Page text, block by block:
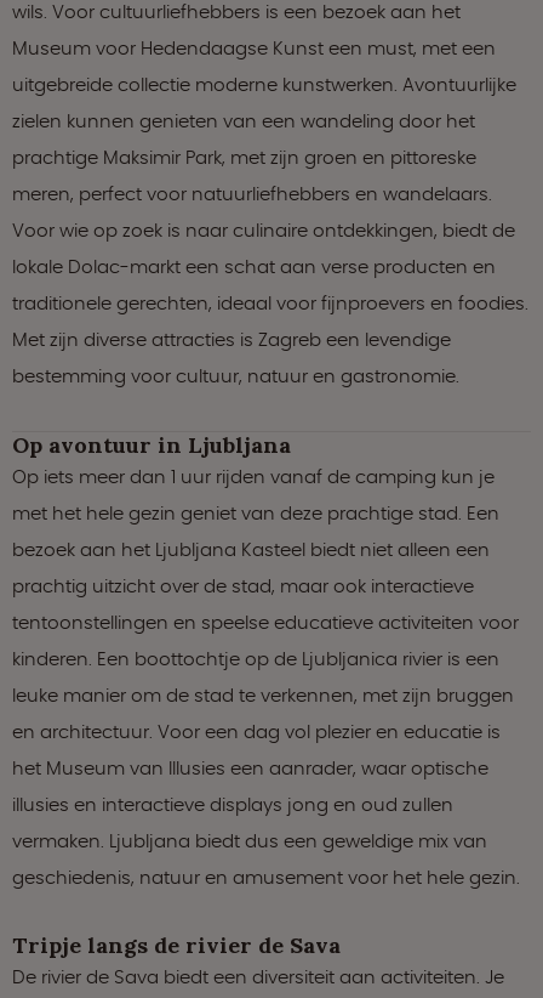
wils. Voor cultuurliefhebbers is een bezoek aan het
Museum voor Hedendaagse Kunst een must, met een
uitgebreide collectie moderne kunstwerken. Avontuurlijke
zielen kunnen genieten van een wandeling door het
prachtige Maksimir Park, met zijn groen en pittoreske
meren, perfect voor natuurliefhebbers en wandelaars.
Voor wie op zoek is naar culinaire ontdekkingen, biedt de
lokale Dolac-markt een schat aan verse producten en
traditionele gerechten, ideaal voor fijnproevers en foodies.
Met zijn diverse attracties is Zagreb een levendige
bestemming voor cultuur, natuur en gastronomie.
Op avontuur in Ljubljana
Op iets meer dan 1 uur rijden vanaf de camping kun je
met het hele gezin geniet van deze prachtige stad. Een
bezoek aan het Ljubljana Kasteel biedt niet alleen een
prachtig uitzicht over de stad, maar ook interactieve
tentoonstellingen en speelse educatieve activiteiten voor
kinderen. Een boottochtje op de Ljubljanica rivier is een
leuke manier om de stad te verkennen, met zijn bruggen
en architectuur. Voor een dag vol plezier en educatie is
het Museum van Illusies een aanrader, waar optische
illusies en interactieve displays jong en oud zullen
vermaken. Ljubljana biedt dus een geweldige mix van
geschiedenis, natuur en amusement voor het hele gezin.
Tripje langs de rivier de Sava
De rivier de Sava biedt een diversiteit aan activiteiten. Je